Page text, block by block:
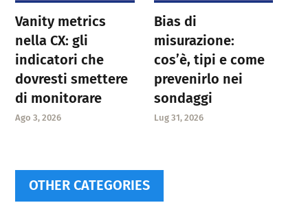
Vanity metrics
nella CX: gli
indicatori che
dovresti smettere
di monitorare
Ago 3, 2026
Bias di
misurazione:
cos’è, tipi e come
prevenirlo nei
sondaggi
Lug 31, 2026
OTHER CATEGORIES